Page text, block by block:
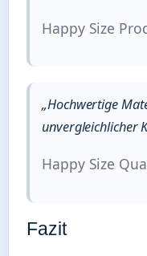
Happy Size
„Hochwertige
unvergleichlicher
Happy Size
Fazit